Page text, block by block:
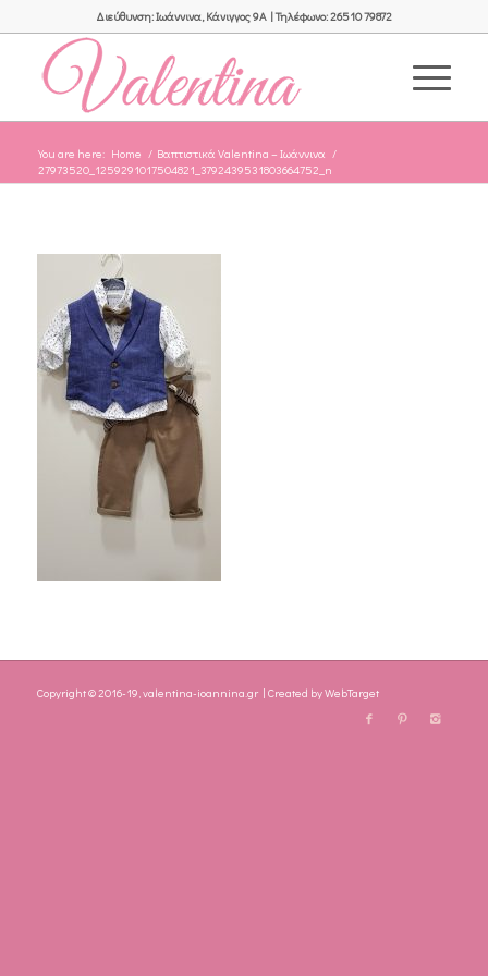
Διεύθυνση: Ιωάννινα, Κάνιγγος 9Α | Τηλέφωνο: 26510 79872
You are here: Home / Βαπτιστικά Valentina – Ιωάννινα /
27973520_1259291017504821_3792439531803664752_n
Copyright © 2016-19, valentina-ioannina.gr | Created byWebTarget